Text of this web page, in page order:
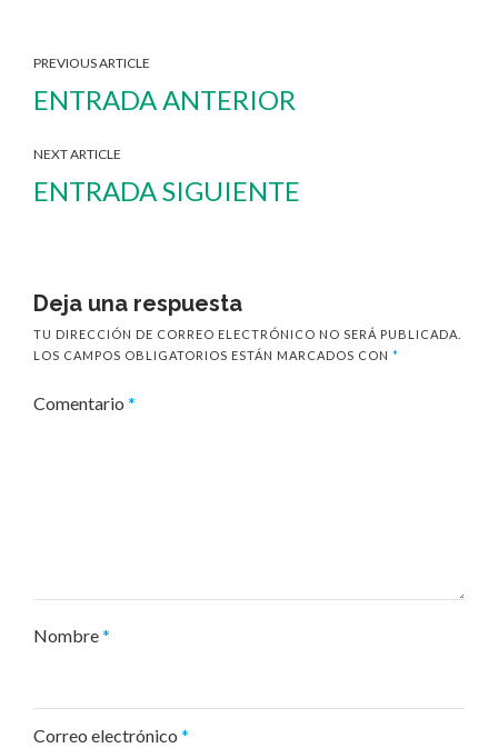
PREVIOUS ARTICLE
ENTRADA ANTERIOR
NEXT ARTICLE
ENTRADA SIGUIENTE
Deja una respuesta
TU DIRECCIÓN DE CORREO ELECTRÓNICO NO SERÁ PUBLICADA.
LOS CAMPOS OBLIGATORIOS ESTÁN MARCADOS CON *
Comentario *
Nombre*
Correo electrónico *